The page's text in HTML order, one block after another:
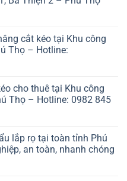
cắt kéo tại Khu công
Thọ – Hotline:
cho thuê tại Khu công
Thọ – Hotline: 0982 845
lắp rọ tại toàn tỉnh Phú
an toàn, nhanh chóng